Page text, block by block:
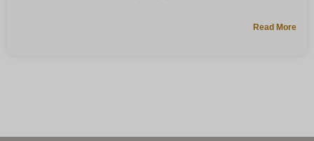
Read More